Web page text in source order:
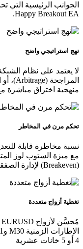
الجوانب الرئيسية التي
Happy Breakout EA.
نهج استراتيجي واضح
منهجية اختراق مباشرة
تحكم مرن في المخاطر
(Breakeven) لإدارة الصفقات النشطة
تغطية أزواج متعددة
4 أو 5 خانات عشرية